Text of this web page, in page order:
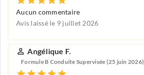
Aucun commentaire
Avis laissé le 9 juillet 2026
Angélique F.
Formule B Conduite Supervisée (25 juin 2026)